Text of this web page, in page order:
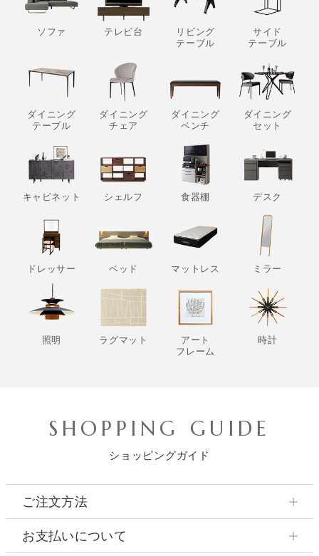
ソファ テレビ台
リビング
テーブル
サイド
テーブル
ダイニング
テーブル
ダイニング
チェア
ダイニング
ベンチ
ダイニング
セット
キャビネット シェルフ 食器棚 デスク
ドレッサー ベッド マットレス ミラー
照明 ラグマット
アート
フレーム
時計
SHOPPING GUIDE
ショッピングガイド
ご注文方法
お支払いについて